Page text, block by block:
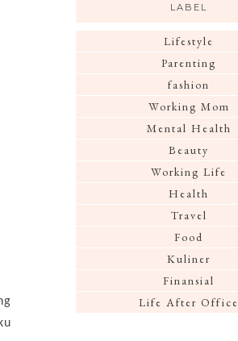
LABEL
Lifestyle
Parenting
fashion
Working Mom
Mental Health
Beauty
Working Life
Health
Travel
Food
Kuliner
Finansial
Life After Office